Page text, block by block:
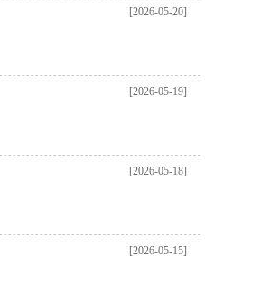
[2026-05-20]
[2026-05-19]
[2026-05-18]
[2026-05-15]